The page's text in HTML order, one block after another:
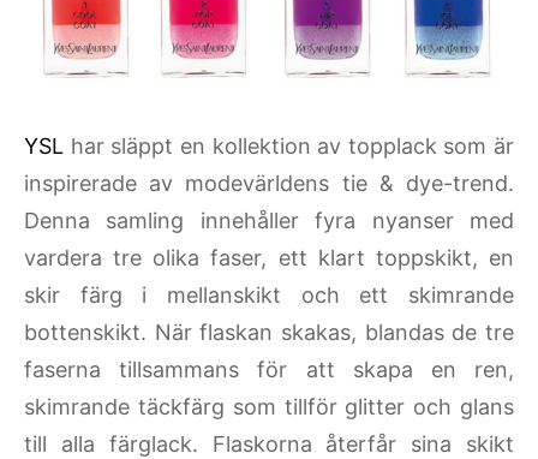
YSL har släppt en kollektion av topplack som är
inspirerade av modevärldens tie & dye-trend.
Denna samling
innehåller fyra nyanser
med
vardera tre olika faser, ett klart toppskikt, en
skir
färg i mellanskikt och ett
skimrande
bottenskikt. När flaskan skakas, blandas de tre
faserna
tillsammans för att skapa en ren,
skimrande täckfärg som tillför glitter och glans
till
alla färglack. Flaskorna
återfår sina skikt